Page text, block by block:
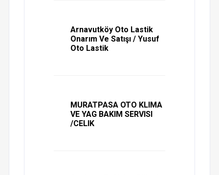
Arnavutköy Oto Lastik
Onarım Ve Satışı / Yusuf
Oto Lastik
MURATPASA OTO KLIMA
VE YAG BAKIM SERVISI
/CELIK